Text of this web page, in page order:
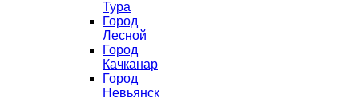
Тура
Город
Лесной
Город
Качканар
Город
Невьянск